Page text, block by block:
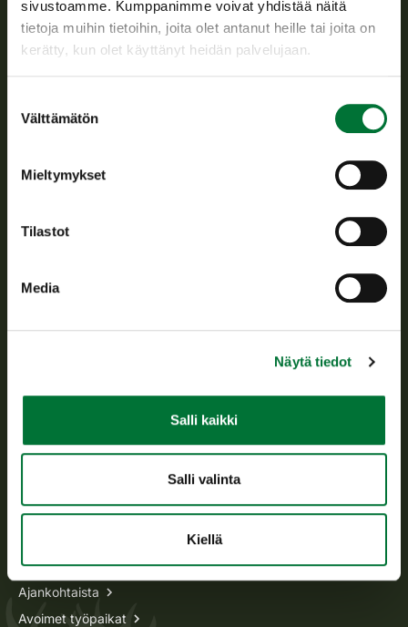
sivustoamme. Kumppanimme voivat yhdistää näitä
tietoja muihin tietoihin, joita olet antanut heille tai joita on
kerätty, kun olet käyttänyt heidän palvelujaan.
valinta
Välttämätön
Mieltymykset
Tilastot
Media
Näytä tiedot
Salli kaikki
Salli valinta
Kiellä
Suomen riistakeskus
toimeenpanosta sekä vastaa sille säädetyistä julkisista
hallintotehtävistä.
asiakaspalvelu@riista.fi
Usein kysytyt kysymykset
Metsästyskortti-asiat
Ajankohtaista
Avoimet työpaikat